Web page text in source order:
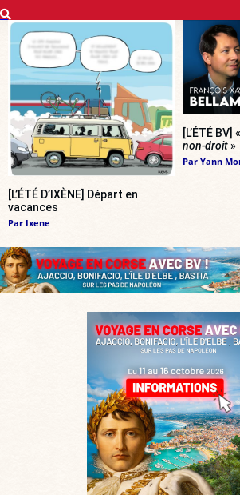
[L’ÉTÉ D’IXÈNE] Départ en
vacances
Par Ixene
[L’ÉTÉ BV] «
non-droit»
Par Yann